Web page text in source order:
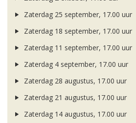
Zaterdag 25 september, 17.00 uur
Zaterdag 18 september, 17.00 uur
Zaterdag 11 september, 17.00 uur
Zaterdag 4 september, 17.00 uur
Zaterdag 28 augustus, 17.00 uur
Zaterdag 21 augustus, 17.00 uur
Zaterdag 14 augustus, 17.00 uur